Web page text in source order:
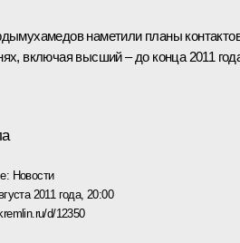
наметили планы
включая высший – до конца 2011
Новости
2011 года, 20:00
kremlin.ru/d/12350